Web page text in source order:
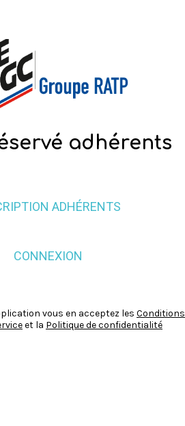
adhérents
ADHÉRENTS
CONNEXION
vous en acceptez les Conditions
et la Politique de confidentialité